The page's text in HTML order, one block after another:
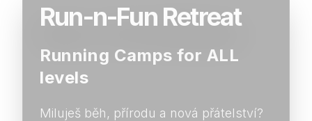
Run-n-Fun Retreat
Running Camps for ALL
levels
Miluješ běh, přírodu a nová přátelství?